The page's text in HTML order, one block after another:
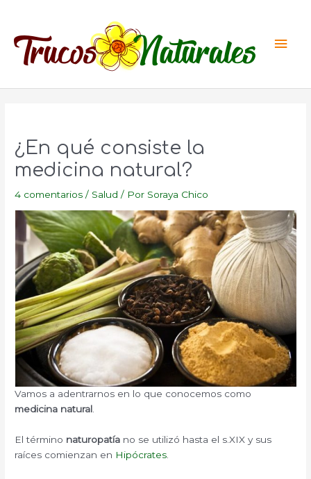
contenido
¿En qué consiste la
medicina natural?
4 comentarios / Salud / Por Soraya Chico
Vamos a adentrarnos en lo que conocemos como
medicina natural.
El término naturopatía no se utilizó hasta el s.XIX y sus
raíces comienzan en Hipócrates.